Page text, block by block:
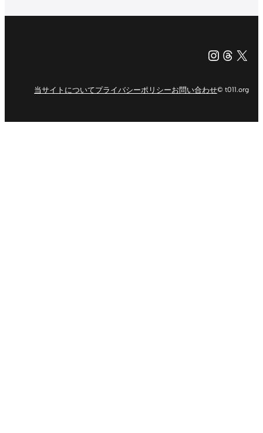
X（旧
当サイトについてプライバシーポリシーお問い合わせ© t011.org